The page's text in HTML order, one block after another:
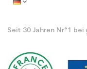
Seit 30 Jahren Nr°1